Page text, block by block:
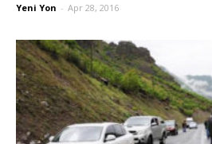
Yeni Yon - Apr 28, 2016